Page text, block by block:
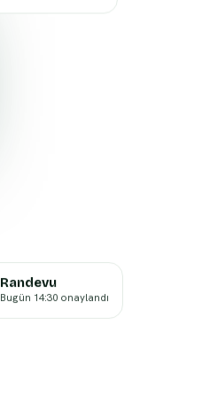
Randevu
Bugün 14:30 onaylandı